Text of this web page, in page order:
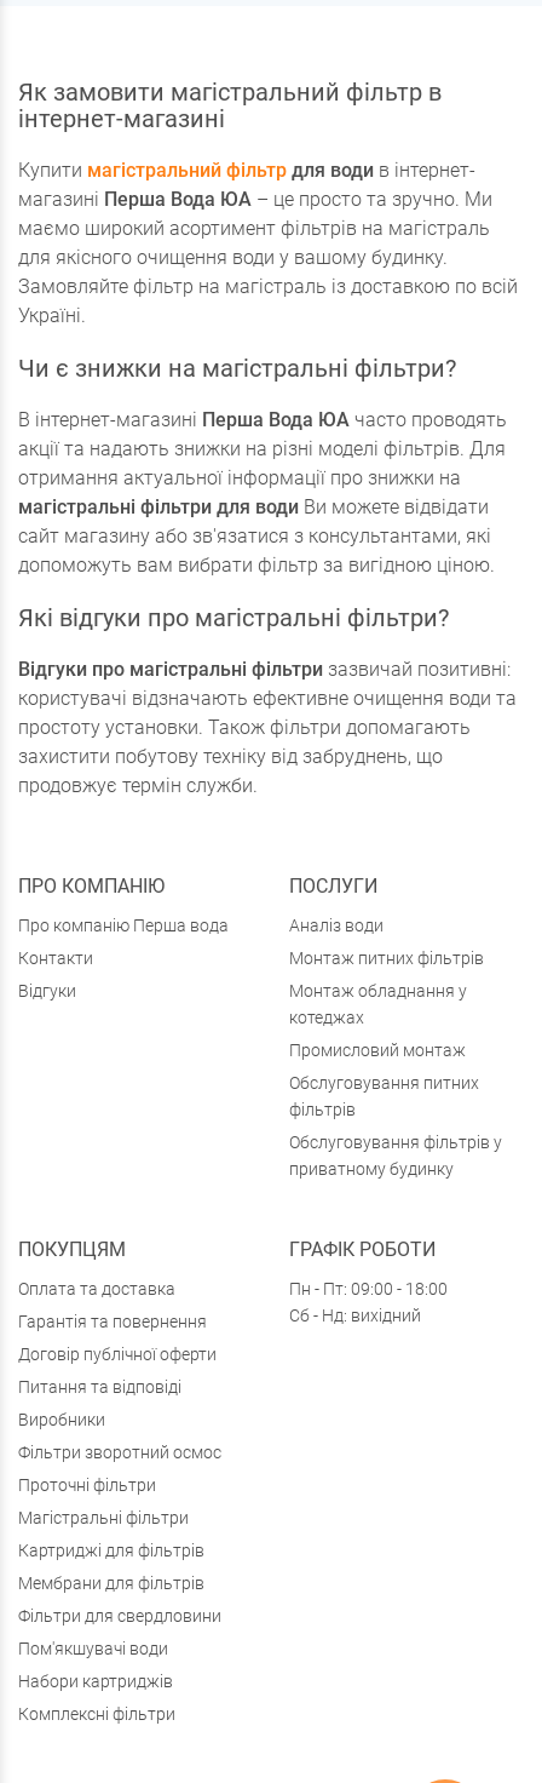
Як замовити магістральний фільтр в
інтернет-магазині
Купити магістральний фільтр для води в інтернет-
магазині Перша Вода ЮА – це просто та зручно. Ми
маємо широкий асортимент фільтрів на магістраль
для якісного очищення води у вашому будинку.
Замовляйте фільтр на магістраль із доставкою по всій
Україні.
Чи є знижки на магістральні фільтри?
В інтернет-магазині Перша Вода ЮА часто проводять
акції та надають знижки на різні моделі фільтрів. Для
отримання актуальної інформації про знижки на
магістральні фільтри для води Ви можете відвідати
сайт магазину або зв'язатися з консультантами, які
допоможуть вам вибрати фільтр за вигідною ціною.
Які відгуки про магістральні фільтри?
Відгуки про магістральні фільтри зазвичай позитивні:
користувачі відзначають ефективне очищення води та
простоту установки. Також фільтри допомагають
захистити побутову техніку від забруднень, що
продовжує термін служби.
ПРО КОМПАНІЮ
Про компанію Перша вода
Контакти
Відгуки
ПОСЛУГИ
Аналіз води
Монтаж питних фільтрів
Монтаж обладнання у
котеджах
Промисловий монтаж
Обслуговування питних
фільтрів
Обслуговування фільтрів у
приватному будинку
ПОКУПЦЯМ
Оплата та доставка
Гарантія та повернення
Договір публічної оферти
Питання та відповіді
Виробники
Фільтри зворотний осмос
Проточні фільтри
Магістральні фільтри
Картриджі для фільтрів
Мембрани для фільтрів
Фільтри для свердловини
Пом'якшувачі води
Набори картриджів
Комплексні фільтри
ГРАФІК РОБОТИ
Пн - Пт: 09:00 - 18:00
Сб - Нд: вихідний